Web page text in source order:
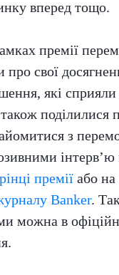
вперед тощо.
премії
про свої
які сприяли
з
премії або на
Banker.
можна в